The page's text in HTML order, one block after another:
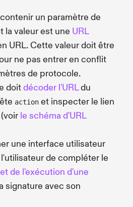
un paramètre de
la valeur est une URL
URL. Cette valeur doit être
ne pas entrer en conflit
de protocole.
doitdécoder l'URLdu
action et inspecter le lien
le schéma d'URL
une interface utilisateur
de compléter le
de l'exécution d'une
signature avec son